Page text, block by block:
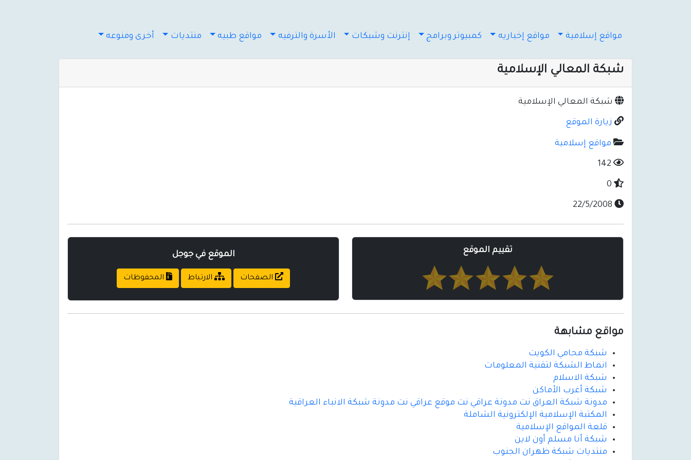
مواقع إسلامية مواقع إخباريه كمبيوتر وبرامج إنترنت وشبكات الأسرة والترفيه مواقع طبيه منتديات أخرى ومنوعه
شبكة المعالي الإسلامية
شبكة المعالي الإسلامية
زيارة الموقع
مواقع إسلامية
تقييم الموقع الموقع في جوجل
الصفحات الارتباط المحفوظات
مواقع مشابهة
شبكة محامي الكويت
انماط الشبكة لتقنية المعلومات
شبكة الاسلام
شبكة أغرب الأماكن
مدونة شبكة العراق نت مدونة عراقي نت موقع عراقي نت مدونة شبكة الانباء العراقية
المكتبة الإسلامية الإلكترونية الشاملة
قلعة المواقع الإسلامية
شبكة أنا مسلم أون لاين
منتديات شبكة ظهران الجنوب